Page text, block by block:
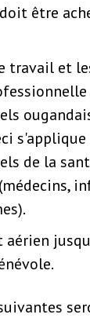
être
travail et
de la
aérien